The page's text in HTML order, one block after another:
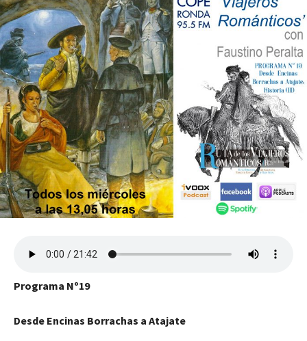
Programa Nº19
Desde Encinas Borrachas a Atajate